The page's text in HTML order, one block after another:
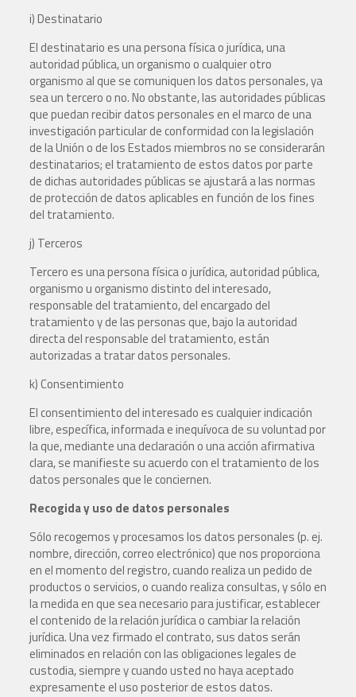
i) Destinatario
El destinatario es una persona física o jurídica, una
autoridad pública, un organismo o cualquier otro
organismo al que se comuniquen los datos personales, ya
sea un tercero o no. No obstante, las autoridades públicas
que puedan recibir datos personales en el marco de una
investigación particular de conformidad con la legislación
de la Unión o de los Estados miembros no se considerarán
destinatarios; el tratamiento de estos datos por parte
de dichas autoridades públicas se ajustará a las normas
de protección de datos aplicables en función de los fines
del tratamiento.
j) Terceros
Tercero es una persona física o jurídica, autoridad pública,
organismo u organismo distinto del interesado,
responsable del tratamiento, del encargado del
tratamiento y de las personas que, bajo la autoridad
directa del responsable del tratamiento, están
autorizadas a tratar datos personales.
k) Consentimiento
El consentimiento del interesado es cualquier indicación
libre, específica, informada e inequívoca de su voluntad por
la que, mediante una declaración o una acción afirmativa
clara, se manifieste su acuerdo con el tratamiento de los
datos personales que le conciernen.
Recogida y uso de datos personales
Sólo recogemos y procesamos los datos personales (p. ej.
nombre, dirección, correo electrónico) que nos proporciona
en el momento del registro, cuando realiza un pedido de
productos o servicios, o cuando realiza consultas, y sólo en
la medida en que sea necesario para justificar, establecer
el contenido de la relación jurídica o cambiar la relación
jurídica. Una vez firmado el contrato, sus datos serán
eliminados en relación con las obligaciones legales de
custodia, siempre y cuando usted no haya aceptado
expresamente el uso posterior de estos datos.